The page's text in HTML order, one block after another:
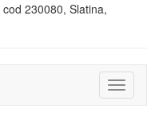
230080, Slatina,
sau